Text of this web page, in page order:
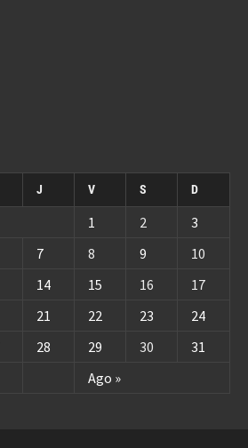
J V S D
Ago »
1 2
3
7 8 9
10
14 15 16
17
21 22 23
24
28 29 30 31